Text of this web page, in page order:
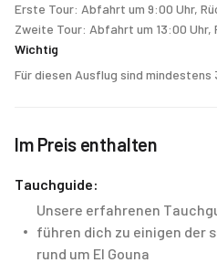
Erste Tour: Abfahrt um 9:00 Uhr,
Zweite Tour: Abfahrt um 13:00 Uhr,
Wichtig
Für diesen Ausflug sind mindestens
Im Preis enthalten
Tauchguide:
Unsere erfahrenen
führen dich zu einigen der
rund um El Gouna